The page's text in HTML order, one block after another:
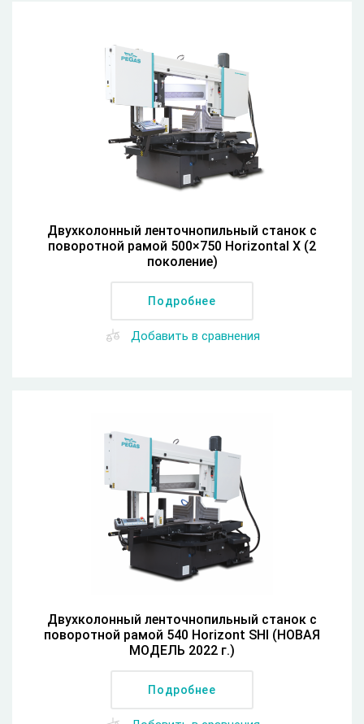
Двухколонный ленточнопильный станок с
поворотной рамой 500×750 Horizontal X (2
поколение)
Подробнее
Добавить в сравнения
Двухколонный ленточнопильный станок с
поворотной рамой 540 Horizont SHI (НОВАЯ
МОДЕЛЬ 2022 г.)
Подробнее